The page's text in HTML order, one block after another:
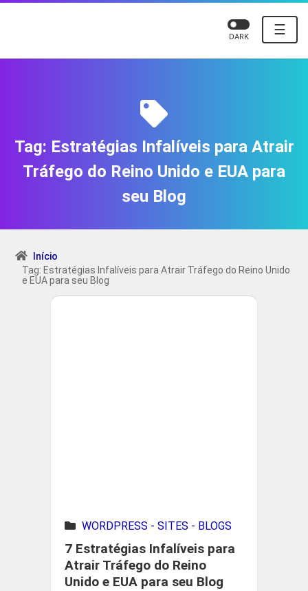
☰
DARK
Tag: Estratégias Infalíveis para Atrair
Tráfego do Reino Unido e EUA para
seu Blog
Início
Tag: Estratégias Infalíveis para Atrair Tráfego do Reino Unido
e EUA para seu Blog
WORDPRESS - SITES - BLOGS
7 Estratégias Infalíveis para
Atrair Tráfego do Reino
Unido e EUA para seu Blog